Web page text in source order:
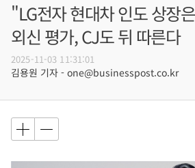
"LG전자 현대차 인도 상장
외신 평가, CJ도 뒤 따른다
2025-11-03 11:31:01
김용원 기자 - one@businesspost.co.kr